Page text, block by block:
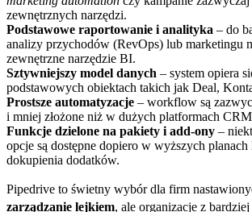
zewnętrznych narzędzi.
Podstawowe raportowanie i analityka – do
analizy przychodów (RevOps) lub marketingu
zewnętrzne narzędzie BI.
Sztywniejszy model danych – system opiera
podstawowych obiektach takich jak Deal,
Prostsze automatyzacje – workflow są
i mniej złożone niż w dużych platformach
Funkcje dzielone na pakiety i add-ony –
opcje są dostępne dopiero w wyższych
dokupienia dodatków.
Pipedrive to świetny wybór dla firm
zarządzanie lejkiem, ale organizacje z bardziej